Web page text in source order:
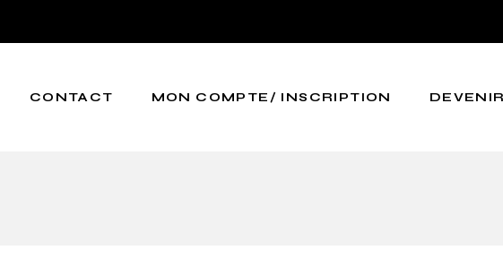
CONTACT MON COMPTE/ INSCRIPTION